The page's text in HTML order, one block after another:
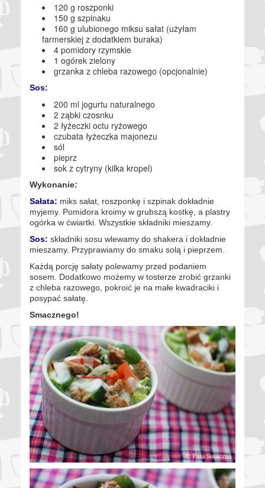
120 g roszponki
150 g szpinaku
160 g ulubionego miksu sałat (użyłam
farmerskiej z dodatkiem buraka)
4 pomidory rzymskie
1 ogórek zielony
grzanka z chleba razowego (opcjonalnie)
Sos:
200 ml jogurtu naturalnego
2 ząbki czosnku
2 łyżeczki octu ryżowego
czubata łyżeczka majonezu
sól
pieprz
sok z cytryny (kilka kropel)
Wykonanie:
Sałata: miks sałat, roszponkę i szpinak dokładnie
myjemy. Pomidora kroimy w grubszą kostkę, a plastry
ogórka w ćwiartki. Wszystkie składniki mieszamy.
Sos: składniki sosu wlewamy do shakera i dokładnie
mieszamy. Przyprawiamy do smaku solą i pieprzem.
Każdą porcję sałaty polewamy przed podaniem
sosem. Dodatkowo możemy w tosterze zrobić grzanki
z chleba razowego, pokroić je na małe kwadraciki i
posypać sałatę.
Smacznego!